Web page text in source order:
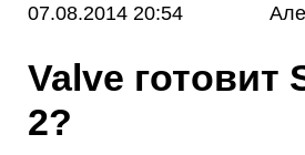
07.08.2014 20:54
Valve готовит
2?